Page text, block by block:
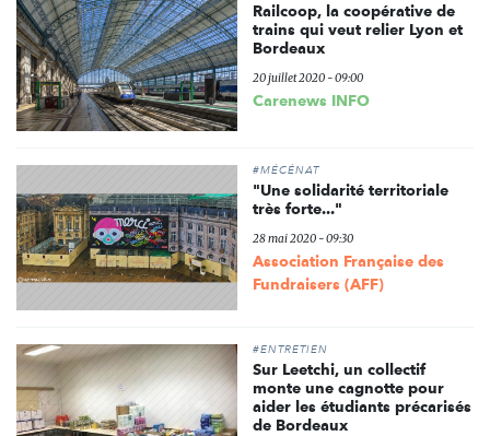
Railcoop, la coopérative de
trains qui veut relier Lyon et
Bordeaux
20 juillet 2020 - 09:00
Carenews INFO
#MÉCÉNAT
"Une solidarité territoriale
très forte..."
28 mai 2020 - 09:30
Association Française des
Fundraisers (AFF)
#ENTRETIEN
Sur Leetchi, un collectif
monte une cagnotte pour
aider les étudiants précarisés
de Bordeaux